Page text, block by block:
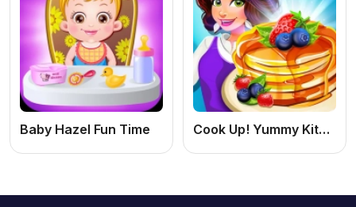
Baby Hazel Fun Time Cook Up! Yummy Kitchen Cooking: Jogo de Cozinhar Online Grátis e Divertido para Meninas